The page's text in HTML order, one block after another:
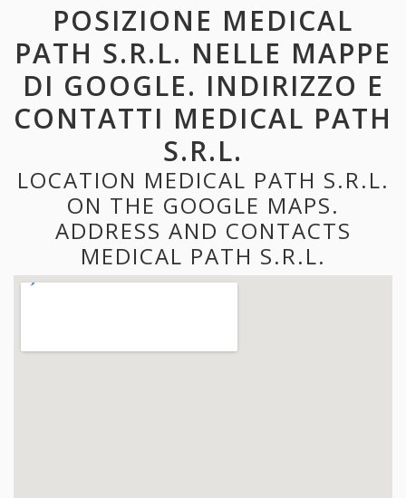
POSIZIONE MEDICAL
PATH S.R.L. NELLE MAPPE
DI GOOGLE. INDIRIZZO E
CONTATTI MEDICAL PATH
S.R.L.
LOCATION MEDICAL PATH S.R.L.
ON THE GOOGLE MAPS.
ADDRESS AND CONTACTS
MEDICAL PATH S.R.L.